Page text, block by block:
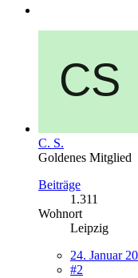
C. S.
Goldenes Mitglied
Beiträge
1.311
Wohnort
Leipzig
24. Januar
#2